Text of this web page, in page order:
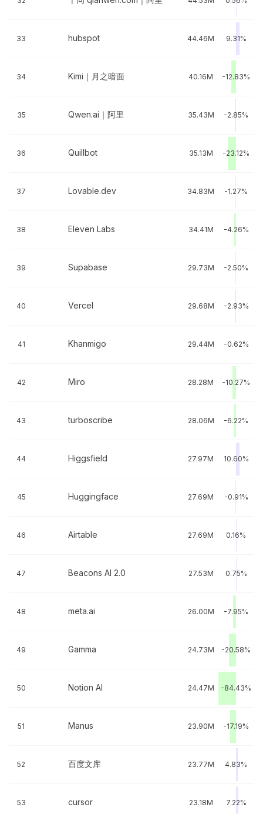
33 hubspot 44.46M 9.31%
34 Kimi｜月之暗面 40.16M -12.83%
35 Qwen.ai｜阿里 35.43M -2.85%
36 Quillbot 35.13M -23.12%
37 Lovable.dev 34.83M -1.27%
38 Eleven Labs 34.41M -4.26%
39 Supabase 29.73M -2.50%
40 Vercel 29.68M -2.93%
41 Khanmigo 29.44M -0.62%
42 Miro 28.28M -10.27%
43 turboscribe 28.06M -6.22%
44 Higgsfield 27.97M 10.60%
45 Huggingface 27.69M -0.91%
46 Airtable 27.69M 0.16%
47 Beacons AI 2.0 27.53M 0.75%
48 meta.ai 26.00M -7.95%
49 Gamma 24.73M -20.58%
50 Notion AI 24.47M -84.43%
51 Manus 23.90M -17.19%
52 百度文库 23.77M 4.83%
53 cursor 23.18M 7.22%